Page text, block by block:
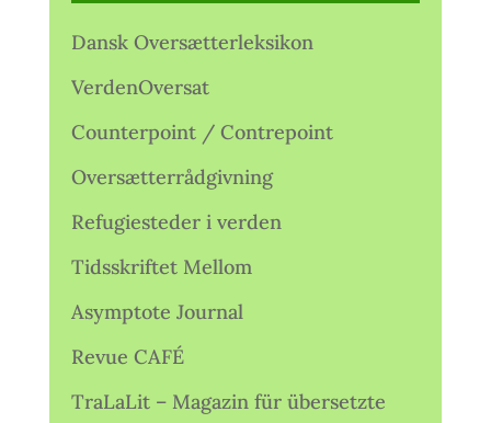
Dansk Oversætterleksikon
VerdenOversat
Counterpoint / Contrepoint
Oversætterrådgivning
Refugiesteder i verden
Tidsskriftet Mellom
Asymptote Journal
Revue CAFÉ
TraLaLit – Magazin für übersetzte